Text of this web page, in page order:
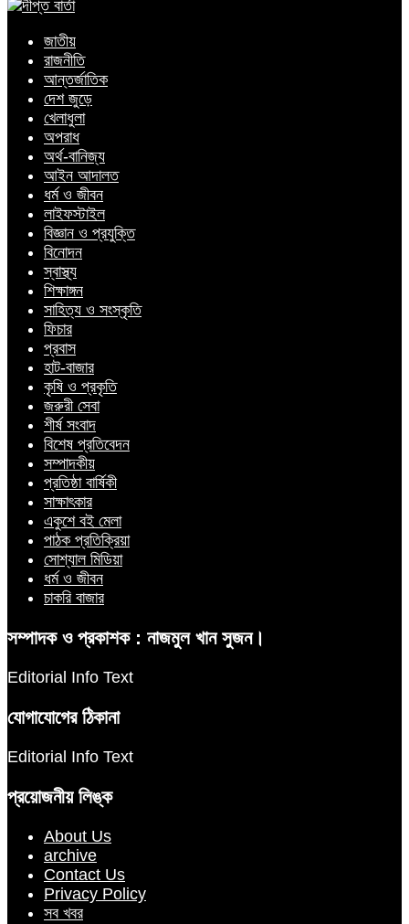
জাতীয়
রাজনীতি
আন্তর্জাতিক
দেশ জুড়ে
খেলাধুলা
অপরাধ
অর্থ-বানিজ্য
আইন আদালত
ধর্ম ও জীবন
লাইফস্টাইল
বিজ্ঞান ও প্রযুক্তি
বিনোদন
স্বাস্থ্য
শিক্ষাঙ্গন
সাহিত্য ও সংস্কৃতি
ফিচার
প্রবাস
হাট-বাজার
কৃষি ও প্রকৃতি
জরুরী সেবা
শীর্ষ সংবাদ
বিশেষ প্রতিবেদন
সম্পাদকীয়
প্রতিষ্ঠা বার্ষিকী
সাক্ষাৎকার
একুশে বই মেলা
পাঠক প্রতিক্রিয়া
সোশ্যাল মিডিয়া
ধর্ম ও জীবন
চাকরি বাজার
সম্পাদক ও প্রকাশক : নাজমুল খান সুজন।
Editorial Info Text
যোগাযোগের ঠিকানা
Editorial Info Text
প্রয়োজনীয় লিঙ্ক
About Us
archive
Contact Us
Privacy Policy
সব খবর